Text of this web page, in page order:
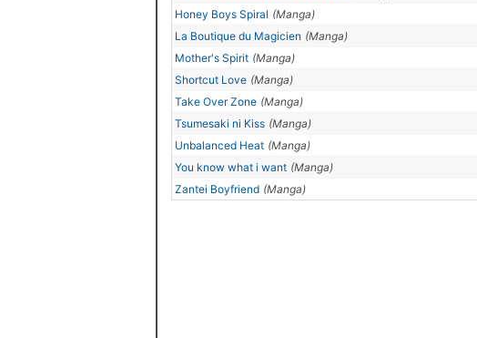
Honey Boys Spiral (Manga)
La Boutique du Magicien (Manga)
Mother's Spirit (Manga)
Shortcut Love (Manga)
Take Over Zone (Manga)
Tsumesaki ni Kiss (Manga)
Unbalanced Heat (Manga)
You know what i want (Manga)
Zantei Boyfriend (Manga)